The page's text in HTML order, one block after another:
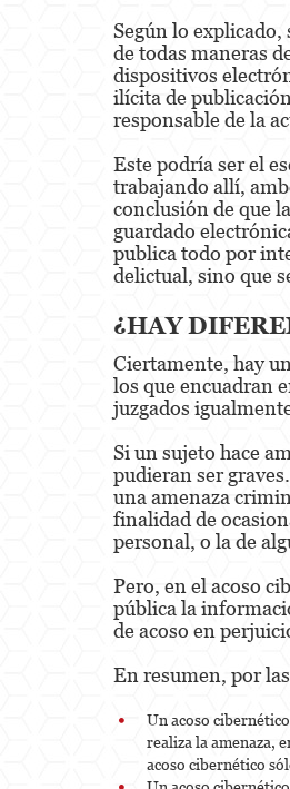
Según lo
de todas maneras
dispositivos
ilícita de
responsable de la
Este podría ser el
trabajando allí,
conclusión de que
guardado
publica todo por
delictual, sino que
¿HAY
Ciertamente, hay
los que encuadran
juzgados
Si un sujeto hace
pudieran ser
una amenaza
finalidad de
personal, o la de
Pero, en el acoso
pública la
de acoso en
En resumen, por
Un acoso
realiza la amenaza,
acoso cibernético